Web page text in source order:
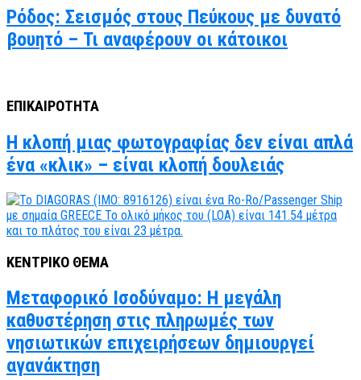
Ρόδος: Σεισμός στους Πεύκους με δυνατό
βουητό – Τι αναφέρουν οι κάτοικοι
ΕΠΙΚΑΙΡΟΤΗΤΑ
Η κλοπή μιας φωτογραφίας δεν είναι απλά
ένα «κλικ» – είναι κλοπή δουλειάς
ΚΕΝΤΡΙΚΟ ΘΕΜΑ
Μεταφορικό Ισοδύναμο: Η μεγάλη
καθυστέρηση στις πληρωμές των
νησιωτικών επιχειρήσεων δημιουργεί
αγανάκτηση